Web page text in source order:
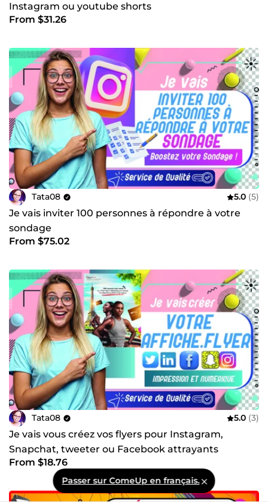
Instagram ou youtube shorts
From $31.26
Tata08 5.0 (5)
Je vais inviter 100 personnes à répondre à votre
sondage
From $75.02
Tata08 5.0 (3)
Je vais vous créez vos flyers pour Instagram,
Snapchat, tweeter ou Facebook attrayants
From $18.76
Passer sur ComeUp en français.